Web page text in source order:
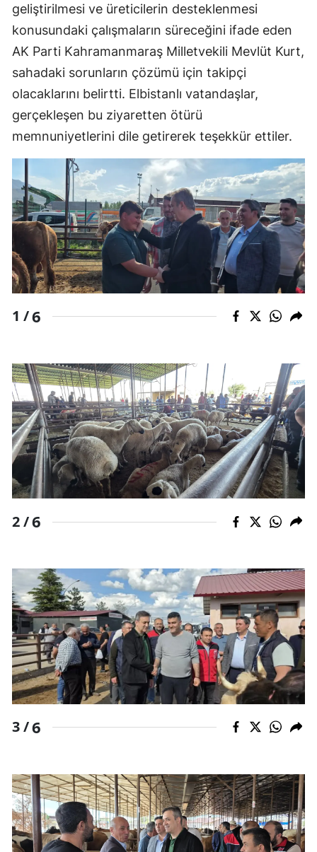
geliştirilmesi ve üreticilerin desteklenmesi
konusundaki çalışmaların süreceğini ifade eden
AK Parti Kahramanmaraş Milletvekili Mevlüt Kurt,
sahadaki sorunların çözümü için takipçi
olacaklarını belirtti. Elbistanlı vatandaşlar,
gerçekleşen bu ziyaretten ötürü
memnuniyetlerini dile getirerek teşekkür ettiler.
1 /6
2 /6
3 /6